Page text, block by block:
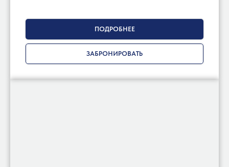
ПОДРОБНЕЕ
ЗАБРОНИРОВАТЬ